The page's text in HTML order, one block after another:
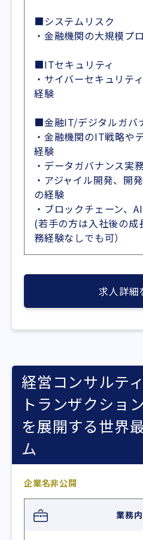
■システムリスク
・金融機関の大規模プ
■ITセキュリティ
・サイバーセキュリテ
経験
■金融IT/デジタルガバ
・金融機関のIT戦略や
経験
・データガバナンス実
・アジャイル開発、開
の経験
・ブロックチェーン、
(若手の方は入社後の成
務経験なしでも可）
求人詳細
経営コンサルテ
トランザクショ
を展開する世界
ム
企業名非公開
業務